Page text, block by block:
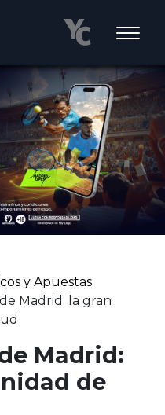
y Apuestas
Madrid: la gran
Madrid:
de